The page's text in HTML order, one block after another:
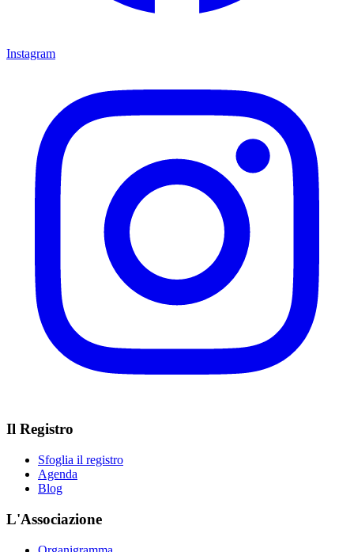
Instagram
Il Registro
Sfoglia il registro
Agenda
Blog
L'Associazione